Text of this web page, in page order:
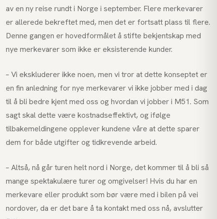
av en ny reise rundt i Norge i september. Flere merkevarer
er allerede bekreftet med, men det er fortsatt plass til flere.
Denne gangen er hovedformålet å stifte bekjentskap med
nye merkevarer som ikke er eksisterende kunder.
– Vi ekskluderer ikke noen, men vi tror at dette konseptet er
en fin anledning for nye merkevarer vi ikke jobber med i dag
til å bli bedre kjent med oss og hvordan vi jobber i M51. Som
sagt skal dette være kostnadseffektivt, og ifølge
tilbakemeldingene opplever kundene våre at dette sparer
dem for både utgifter og tidkrevende arbeid.
– Altså, nå går turen helt nord i Norge, det kommer til å bli så
mange spektakulære turer og omgivelser! Hvis du har en
merkevare eller produkt som bør være med i bilen på vei
nordover, da er det bare å ta kontakt med oss nå, avslutter